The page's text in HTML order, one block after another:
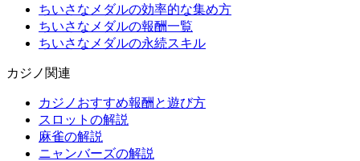
ちいさなメダルの効率的な集め方
ちいさなメダルの報酬一覧
ちいさなメダルの永続スキル
カジノ関連
カジノおすすめ報酬と遊び方
スロットの解説
麻雀の解説
ニャンバーズの解説